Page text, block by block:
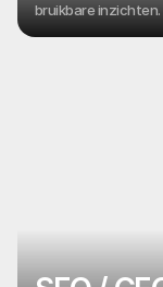
bruikbare inzichten.